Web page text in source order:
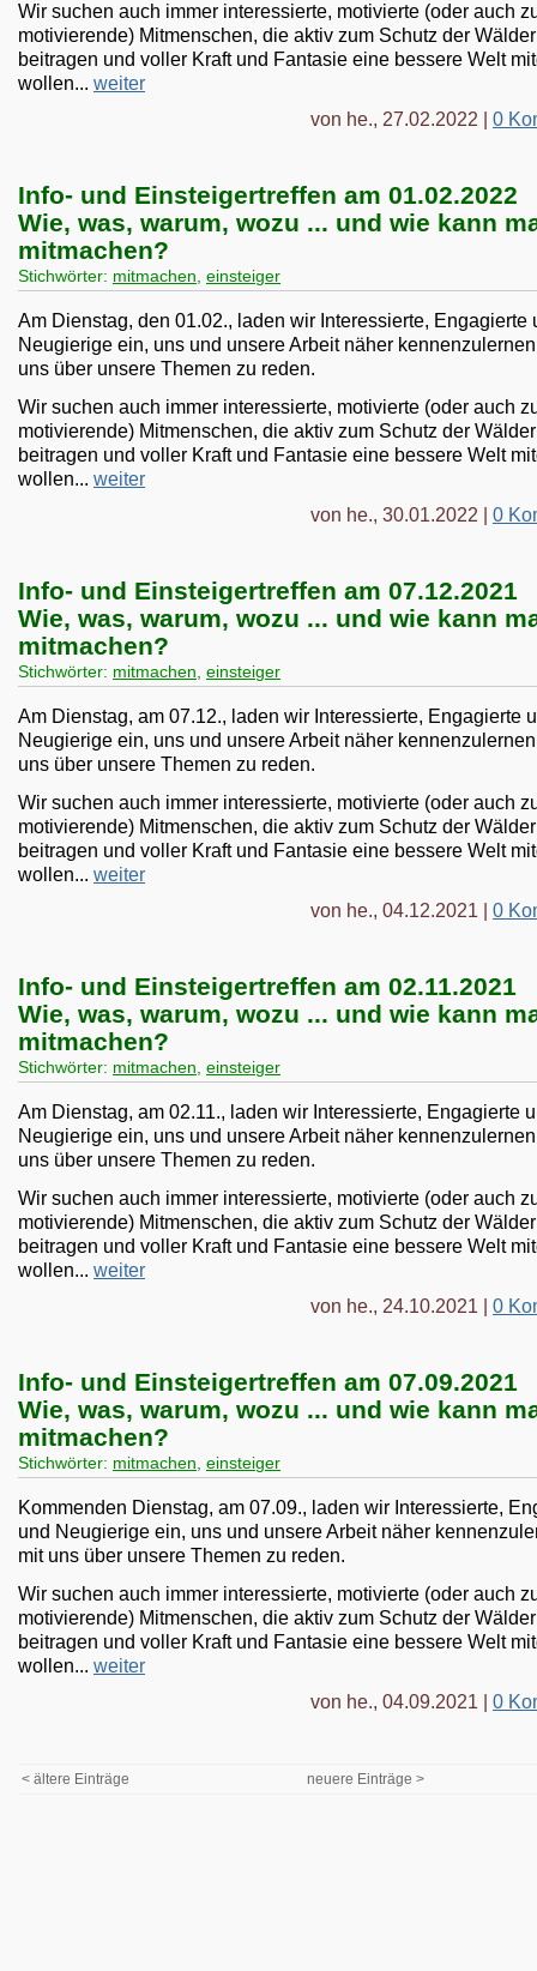
Wir suchen auch immer interessierte, motivierte (oder auch
motivierende) Mitmenschen, die aktiv zum Schutz der Wälder
beitragen und voller Kraft und Fantasie eine bessere Welt
wollen... weiter
von he., 27.02.2022 | 0
Info- und Einsteigertreffen am 01.02.2022
Wie, was, warum, wozu ... und wie kann
mitmachen?
Stichwörter: mitmachen einsteiger
Am Dienstag, den 01.02., laden wir Interessierte, Engagierte
Neugierige ein, uns und unsere Arbeit näher
uns über unsere Themen zu reden.
Wir suchen auch immer interessierte, motivierte (oder auch
motivierende) Mitmenschen, die aktiv zum Schutz der Wälder
beitragen und voller Kraft und Fantasie eine bessere Welt
wollen... weiter
von he., 30.01.2022 | 0
Info- und Einsteigertreffen am 07.12.2021
Wie, was, warum, wozu ... und wie kann
mitmachen?
Stichwörter: mitmachen einsteiger
Am Dienstag, am 07.12., laden wir Interessierte, Engagierte
Neugierige ein, uns und unsere Arbeit näher
uns über unsere Themen zu reden.
Wir suchen auch immer interessierte, motivierte (oder auch
motivierende) Mitmenschen, die aktiv zum Schutz der Wälder
beitragen und voller Kraft und Fantasie eine bessere Welt
wollen... weiter
von he., 04.12.2021 | 0
Info- und Einsteigertreffen am 02.11.2021
Wie, was, warum, wozu ... und wie kann
mitmachen?
Stichwörter: mitmachen einsteiger
Am Dienstag, am 02.11., laden wir Interessierte, Engagierte
Neugierige ein, uns und unsere Arbeit näher
uns über unsere Themen zu reden.
Wir suchen auch immer interessierte, motivierte (oder auch
motivierende) Mitmenschen, die aktiv zum Schutz der Wälder
beitragen und voller Kraft und Fantasie eine bessere Welt
wollen... weiter
von he., 24.10.2021 | 0
Info- und Einsteigertreffen am 07.09.2021
Wie, was, warum, wozu ... und wie kann
mitmachen?
Stichwörter: mitmachen einsteiger
Kommenden Dienstag, am 07.09., laden wir Interessierte,
und Neugierige ein, uns und unsere Arbeit näher
mit uns über unsere Themen zu reden.
Wir suchen auch immer interessierte, motivierte (oder auch
motivierende) Mitmenschen, die aktiv zum Schutz der Wälder
beitragen und voller Kraft und Fantasie eine bessere Welt
wollen... weiter
von he., 04.09.2021 | 0
< ältere Einträge neuere Einträge >